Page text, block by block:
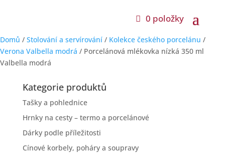
0 položky
Domů / Stolování a servírování / Kolekce českého porcelánu /
Verona Valbella modrá / Porcelánová mlékovka nízká 350 ml
Valbella modrá
Kategorie produktů
Tašky a pohlednice
Hrnky na cesty – termo a porcelánové
Dárky podle příležitosti
Cínové korbely, poháry a soupravy